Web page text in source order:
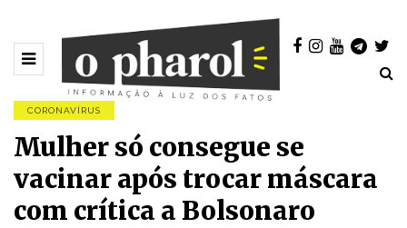
CORONAVÍRUS
Mulher só consegue se
vacinar após trocar máscara
com crítica a Bolsonaro